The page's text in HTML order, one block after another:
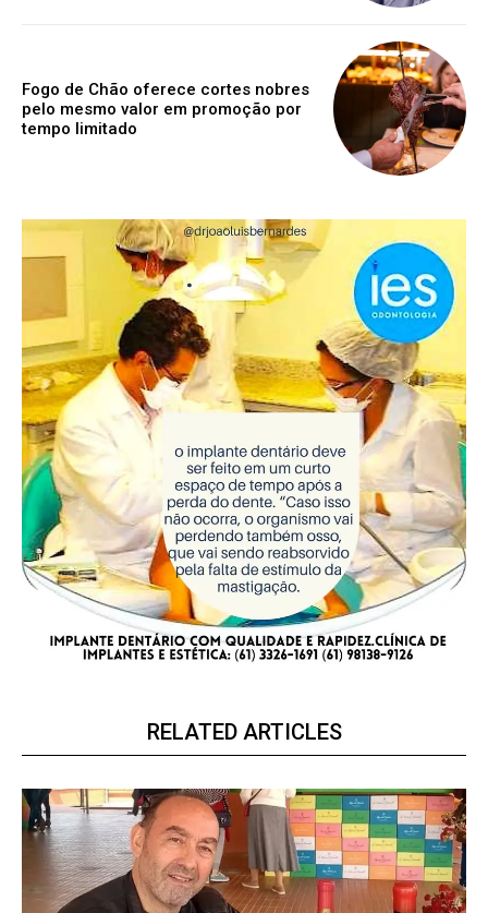
Fogo de Chão oferece cortes nobres
pelo mesmo valor em promoção por
tempo limitado
RELATED ARTICLES